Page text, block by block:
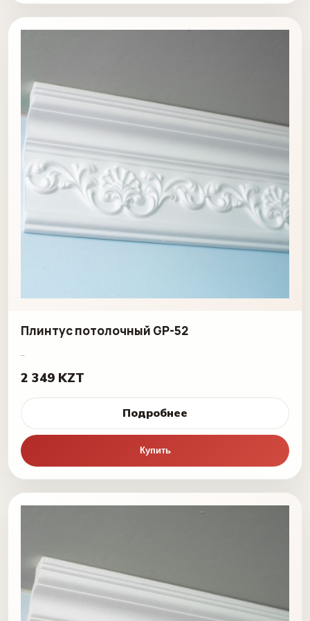
Плинтус потолочный GP-52
..
2 349 KZT
Подробнее
Купить